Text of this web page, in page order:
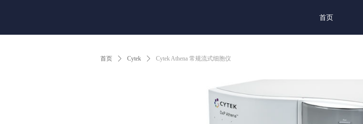
首页
首页 ꄲ Cytek ꄲ Cytek Athena 常规流式细胞仪